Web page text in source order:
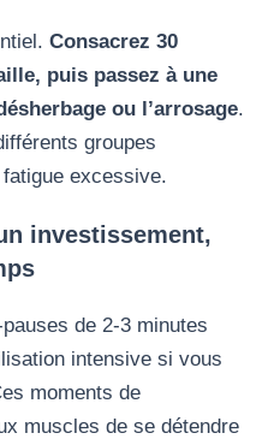
Consacrez 30
puis passez à une
ou l’arrosage.
groupes
excessive.
investissement,
de 2-3 minutes
intensive si vous
moments de
muscles de se détendre